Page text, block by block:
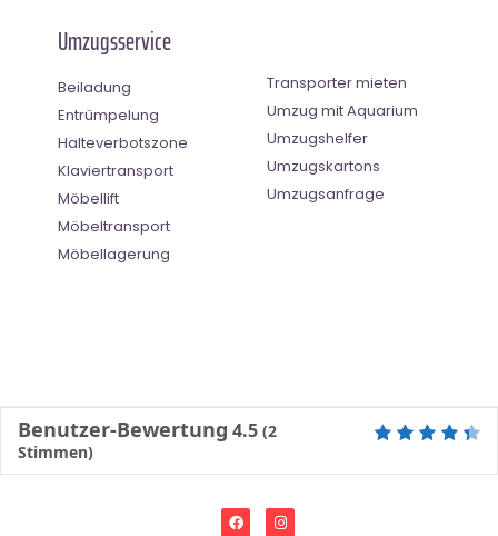
Umzugsservice
Beiladung
Entrümpelung
Halteverbotszone
Klaviertransport
Möbellift
Möbeltransport
Möbellagerung
Transporter mieten
Umzug mit Aquarium
Umzugshelfer
Umzugskartons
Umzugsanfrage
Benutzer-Bewertung 4.5 (2
Stimmen)